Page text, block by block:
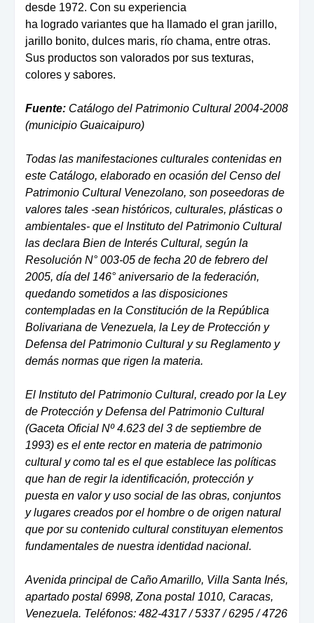
desde 1972. Con su experiencia
ha logrado variantes que ha llamado el gran jarillo,
jarillo bonito, dulces maris, río chama, entre otras.
Sus productos son valorados por sus texturas,
colores y sabores.
Fuente: Catálogo del Patrimonio Cultural 2004-2008
(municipio Guaicaipuro)
Todas las manifestaciones culturales contenidas en
este Catálogo, elaborado en ocasión del Censo del
Patrimonio Cultural Venezolano, son poseedoras de
valores tales -sean históricos, culturales, plásticas o
ambientales- que el Instituto del Patrimonio Cultural
las declara Bien de Interés Cultural, según la
Resolución N° 003-05 de fecha 20 de febrero del
2005, día del 146° aniversario de la federación,
quedando sometidos a las disposiciones
contempladas en la Constitución de la República
Bolivariana de Venezuela, la Ley de Protección y
Defensa del Patrimonio Cultural y su Reglamento y
demás normas que rigen la materia.
El Instituto del Patrimonio Cultural, creado por la Ley
de Protección y Defensa del Patrimonio Cultural
(Gaceta Oficial Nº 4.623 del 3 de septiembre de
1993) es el ente rector en materia de patrimonio
cultural y como tal es el que establece las políticas
que han de regir la identificación, protección y
puesta en valor y uso social de las obras, conjuntos
y lugares creados por el hombre o de origen natural
que por su contenido cultural constituyan elementos
fundamentales de nuestra identidad nacional.
Avenida principal de Caño Amarillo, Villa Santa Inés,
apartado postal 6998, Zona postal 1010, Caracas,
Venezuela. Teléfonos: 482-4317 / 5337 / 6295 / 4726